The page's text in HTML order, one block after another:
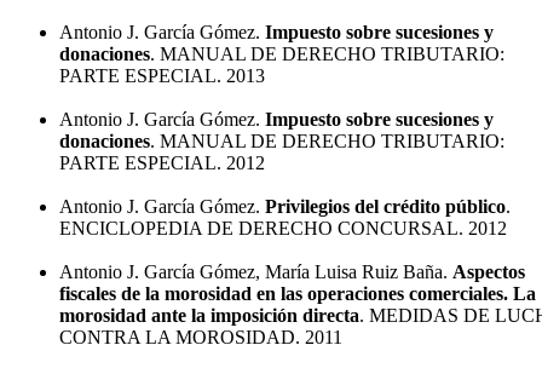
Antonio J. García Gómez. Impuesto sobre sucesiones y
donaciones. MANUAL DE DERECHO TRIBUTARIO:
PARTE ESPECIAL. 2013
Antonio J. García Gómez. Impuesto sobre sucesiones y
donaciones. MANUAL DE DERECHO TRIBUTARIO:
PARTE ESPECIAL. 2012
Antonio J. García Gómez. Privilegios del crédito público.
ENCICLOPEDIA DE DERECHO CONCURSAL. 2012
Antonio J. García Gómez, María Luisa Ruiz Baña. Aspectos
fiscales de la morosidad en las operaciones comerciales. La
morosidad ante la imposición directa. MEDIDAS DE
CONTRA LA MOROSIDAD. 2011